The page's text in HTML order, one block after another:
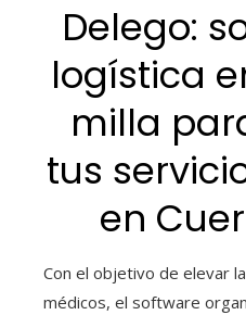
Delego:
logística
milla
tus
en
Con el objetivo de elevar
médicos, el software